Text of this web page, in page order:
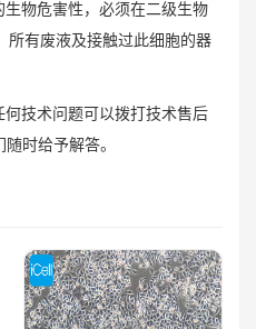
物危害性，必须在二级生物
所有废液及接触过此细胞的器
技术问题可以拨打技术售后
时给予解答。